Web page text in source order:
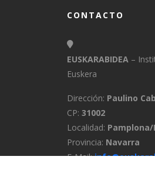
CONTACTO
EUSKARABIDEA –
Euskera
Dirección: Paulino
CP: 31002
Localidad:
Provincia: Navarra
E-Mail: